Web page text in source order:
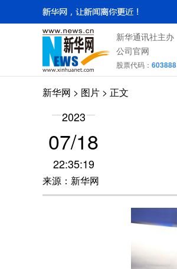
新华通讯社主办
公司官网
股票代码： 603888
新华网 > 图片 > 正文
2023
07/18
22:35:19
来源：新华网